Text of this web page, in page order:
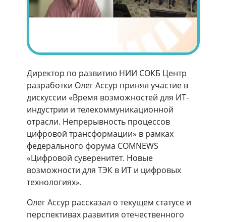
Директор по развитию НИИ СОКБ Центр
разработки Олег Ассур принял участие в
дискуссии «Время возможностей для ИТ-
индустрии и телекоммуникационной
отрасли. Непрерывность процессов
цифровой трансформации» в рамках
федерального форума COMNEWS
«Цифровой суверенитет. Новые
возможности для ТЭК в ИТ и цифровых
технологиях».
Олег Ассур рассказал о текущем статусе и
перспективах развития отечественного